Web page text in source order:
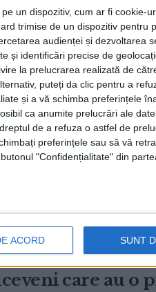
un dispozitiv, cum ar fi cookie-
trimise de un dispozitiv pentru
audienței și dezvoltarea
și identificări precise de
la prelucrarea realizată de
puteți da clic pentru a
și a vă schimba preferințele
ca anumite prelucrări ale
de a refuza o astfel de
preferințele sau să vă
"Confidențialitate" din
ACORD SUNT
Stanciuc,
în meciul
Daniel
scos prin
a fost decisiv”
Sorin Grigore, Dragoș
cuvinte de
care au o